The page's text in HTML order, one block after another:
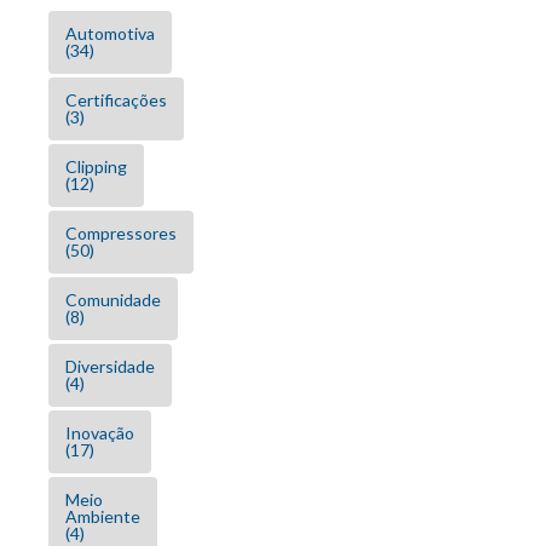
Automotiva
(34)
Certificações
(3)
Clipping
(12)
Compressores
(50)
Comunidade
(8)
Diversidade
(4)
Inovação
(17)
Meio
Ambiente
(4)